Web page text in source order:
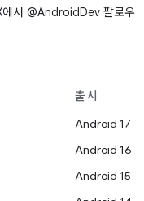
에서 @AndroidDev 팔로우
출시
Android 17
Android 16
Android 15